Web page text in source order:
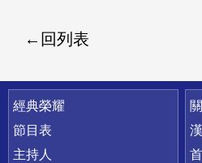
回列表
快速連結
經典榮耀
節目表
主持人